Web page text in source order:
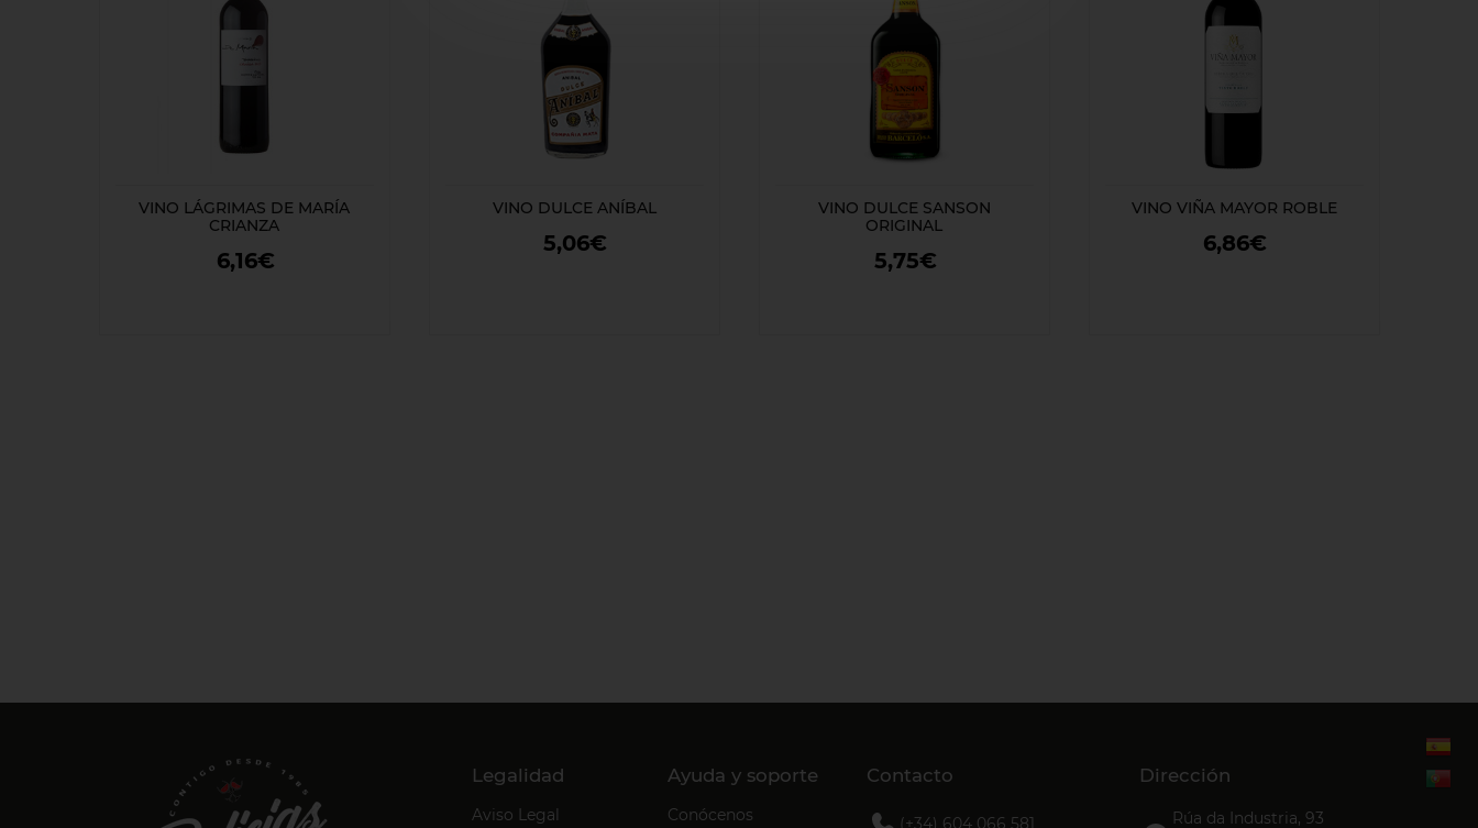
VINO LÁGRIMAS DE MARÍA
CRIANZA
6,16€
VINO DULCE ANÍBAL
5,06€
VINO DULCE SANSON
ORIGINAL
5,75€
VINO VIÑA MAYOR ROBLE
6,86€
Legalidad
Aviso Legal
Ayuda y soporte
Conócenos
Contacto
(+34) 604 066 581
Dirección
Rúa da Industria, 93